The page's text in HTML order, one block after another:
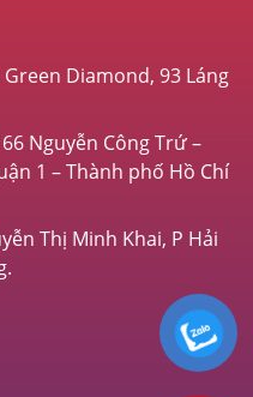
Green Diamond, 93 Láng
Nguyễn Công Trứ –
1 – Thành phố Hồ Chí
Thị Minh Khai, P Hải